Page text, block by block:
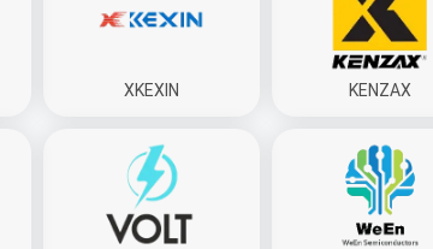
KENZAX
XKEXIN